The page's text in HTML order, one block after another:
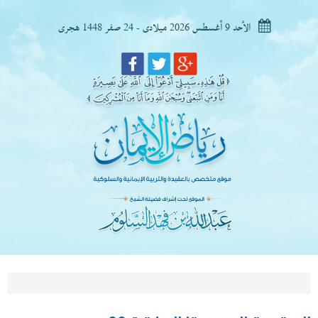
الأحد 9 أغسطس 2026 ميلادى - 24 صفر 1448 هجرى